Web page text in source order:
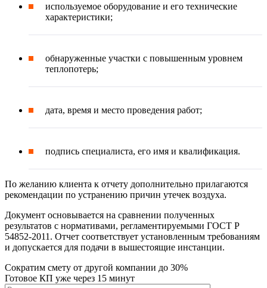
используемое оборудование и его технические
характеристики;
обнаруженные участки с повышенным уровнем
теплопотерь;
дата, время и место проведения работ;
подпись специалиста, его имя и квалификация.
По желанию клиента к отчету дополнительно прилагаются
рекомендации по устранению причин утечек воздуха.
Документ основывается на сравнении полученных
результатов с нормативами, регламентируемыми ГОСТ Р
54852-2011. Отчет соответствует установленным требованиям
и допускается для подачи в вышестоящие инстанции.
Сократим смету от другой компании до 30%
Готовое КП уже через 15 минут